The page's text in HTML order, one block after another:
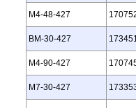
M4‑48‑427
BM‑30‑427
M4‑90‑427
M7‑30‑427